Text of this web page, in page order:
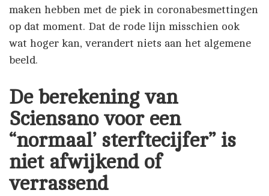
maken hebben met de piek in coronabesmettingen
op dat moment. Dat de rode lijn misschien ook
wat hoger kan, verandert niets aan het algemene
beeld.
De berekening van
Sciensano voor een
“normaal’ sterftecijfer” is
niet afwijkend of
verrassend